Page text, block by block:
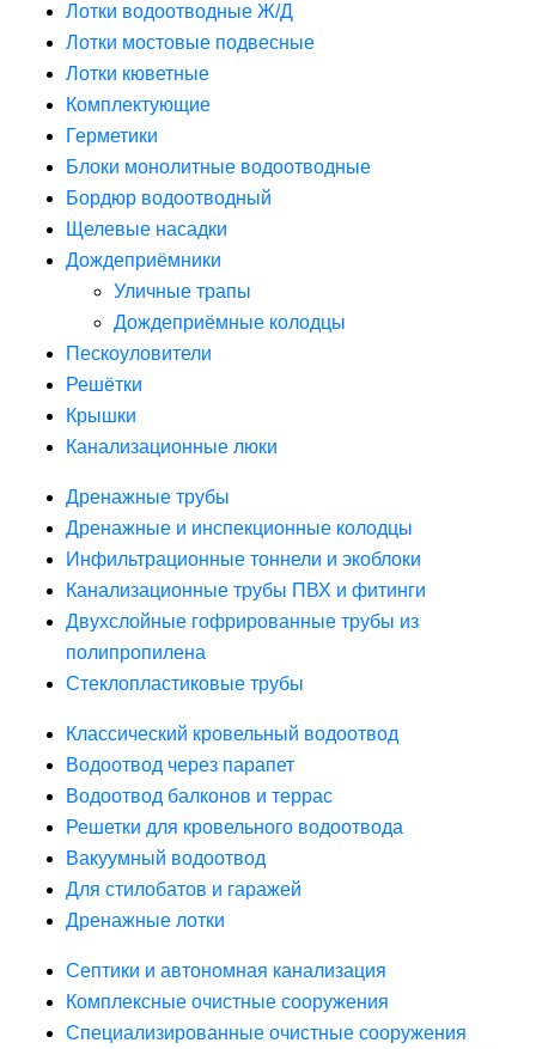
Лотки водоотводные Ж/Д
Лотки мостовые подвесные
Лотки кюветные
Комплектующие
Герметики
Блоки монолитные водоотводные
Бордюр водоотводный
Щелевые насадки
Дождеприёмники
Уличные трапы
Дождеприёмные колодцы
Пескоуловители
Решётки
Крышки
Канализационные люки
Дренажные трубы
Дренажные и инспекционные колодцы
Инфильтрационные тоннели и экоблоки
Канализационные трубы ПВХ и фитинги
Двухслойные гофрированные трубы из
полипропилена
Стеклопластиковые трубы
Классический кровельный водоотвод
Водоотвод через парапет
Водоотвод балконов и террас
Решетки для кровельного водоотвода
Вакуумный водоотвод
Для стилобатов и гаражей
Дренажные лотки
Септики и автономная канализация
Комплексные очистные сооружения
Специализированные очистные сооружения